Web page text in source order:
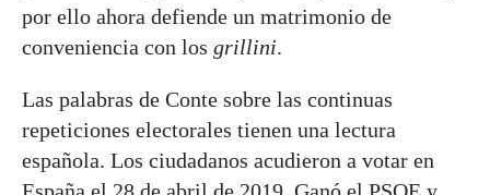
por ello ahora defiende un matrimonio de
conveniencia con los grillini.
Las palabras de Conte sobre las continuas
repeticiones electorales tienen una lectura
española. Los ciudadanos acudieron a votar en